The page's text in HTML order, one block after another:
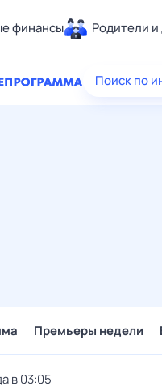
финансы Родители и
Поиск по
Премьеры недели
в 03:05